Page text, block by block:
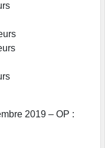
2019 – OP :